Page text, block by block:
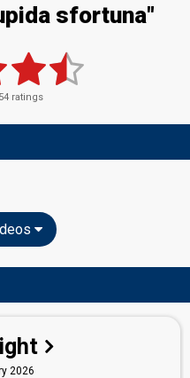
sfortuna"
ratings
2026